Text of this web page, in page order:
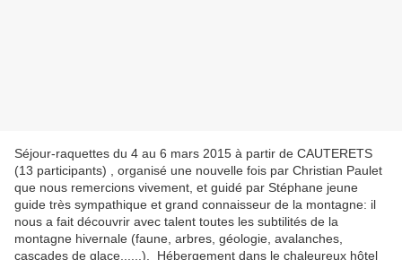
Séjour-raquettes du 4 au 6 mars 2015 à partir de CAUTERETS
(13 participants) , organisé une nouvelle fois par Christian Paulet
que nous remercions vivement, et guidé par Stéphane jeune
guide très sympathique et grand connaisseur de la montagne: il
nous a fait découvrir avec talent toutes les subtilités de la
montagne hivernale (faune, arbres, géologie, avalanches,
cascades de glace......). Hébergement dans le chaleureux hôtel